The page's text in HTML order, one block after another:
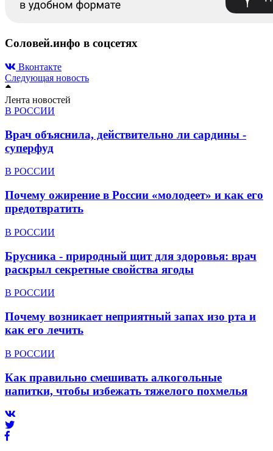
Соловей.инфо в соцсетях
Вконтакте
Следующая новость
Лента новостей
В РОССИИ
Врач объяснила, действительно ли сардины -
суперфуд
В РОССИИ
Почему ожирение в России «молодеет» и как его
предотвратить
В РОССИИ
Брусника - природный щит для здоровья: врач
раскрыл секретные свойства ягоды
В РОССИИ
Почему возникает неприятный запах изо рта и
как его лечить
В РОССИИ
Как правильно смешивать алкогольные
напитки, чтобы избежать тяжелого похмелья